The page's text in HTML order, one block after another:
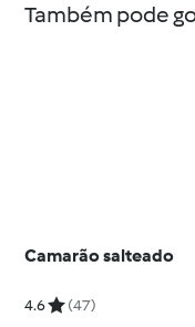
Também pode
Camarão salteado
4.6 (47)